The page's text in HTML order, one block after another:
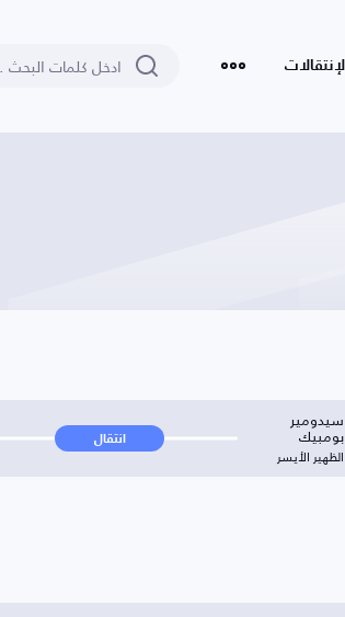
الإنتقالات
سيدومير
بومبيك
الظهير الأيسر
انتقال